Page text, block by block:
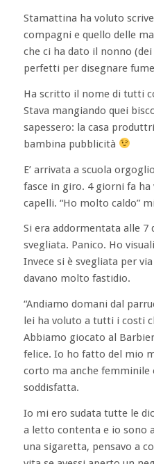
Stamattina ha voluto
compagni e quello delle
che ci ha dato il nonno
perfetti per disegnare
Ha scritto il nome di tutti
Stava mangiando quei
sapessero: la casa
bambina pubblicità
E’ arrivata a scuola
fasce in giro. 4 giorni fa
capelli. “Ho molto caldo”
Si era addormentata alle 7
svegliata. Panico. Ho
Invece si è svegliata per
davano molto fastidio.
“Andiamo domani dal
lei ha voluto a tutti i costi
Abbiamo giocato al
felice. Io ho fatto del mio
corto ma anche femminile
soddisfatta.
Io mi ero sudata tutte le
a letto contenta e io sono
una sigaretta, pensavo a